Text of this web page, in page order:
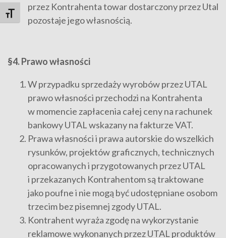
Toggle Font size
przez Kontrahenta towar dostarczony przez Utal
pozostaje jego własnością.
§4. Prawo własności
W przypadku sprzedaży wyrobów przez UTAL
prawo własności przechodzi na Kontrahenta
w momencie zapłacenia całej ceny na rachunek
bankowy UTAL wskazany na fakturze VAT.
Prawa własności i prawa autorskie do wszelkich
rysunków, projektów graficznych, technicznych
opracowanych i przygotowanych przez UTAL
i przekazanych Kontrahentom są traktowane
jako poufne i nie mogą być udostępniane osobom
trzecim bez pisemnej zgody UTAL.
Kontrahent wyraża zgodę na wykorzystanie
reklamowe wykonanych przez UTAL produktów